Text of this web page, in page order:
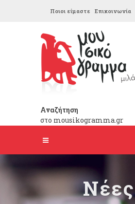
Ποιοι είμαστε Επικοινωνία
Αναζήτηση
στο mousikogramma.gr
Νέες